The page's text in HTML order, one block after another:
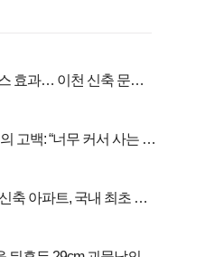
효과… 이천 신축 문의
고백: “너무 커서 사는 게
축 아파트, 국내 최초 반